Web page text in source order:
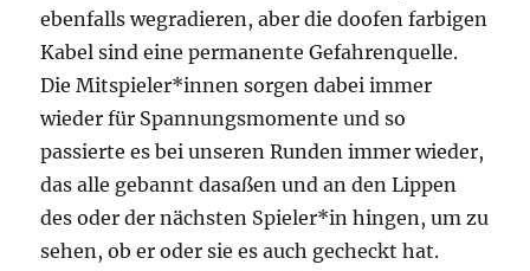
ebenfalls wegradieren, aber die doofen farbigen
Kabel sind eine permanente Gefahrenquelle.
Die Mitspieler*innen sorgen dabei immer
wieder für Spannungsmomente und so
passierte es bei unseren Runden immer wieder,
das alle gebannt dasaßen und an den Lippen
des oder der nächsten Spieler*in hingen, um zu
sehen, ob er oder sie es auch gecheckt hat.